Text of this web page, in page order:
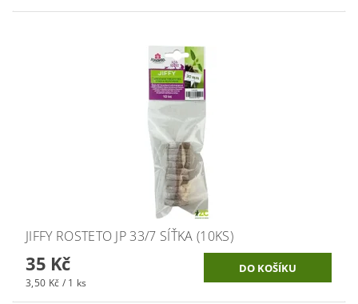
JIFFY ROSTETO JP 33/7 SÍŤKA (10KS)
35 Kč
3,50 Kč / 1 ks